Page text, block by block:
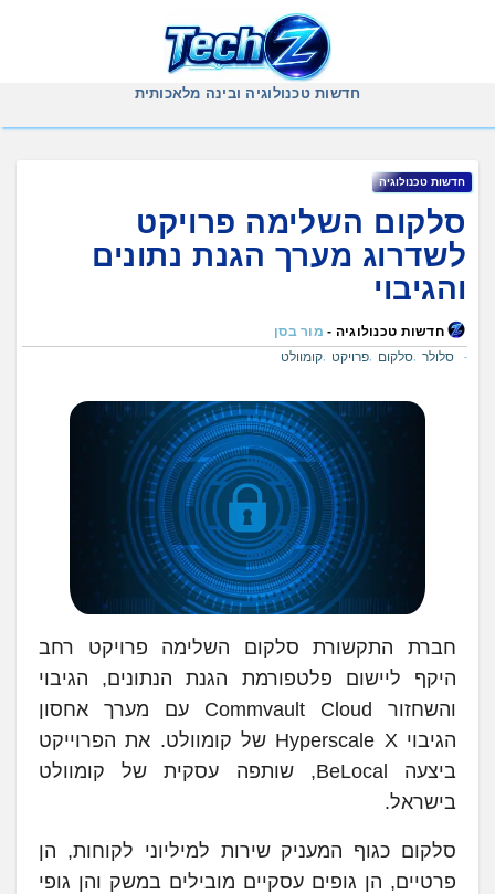
חדשות טכנולוגיה ובינה מלאכותית
חדשות טכנולוגיה
סלקום השלימה פרויקט
לשדרוג מערך הגנת נתונים
והגיבוי
חדשות טכנולוגיה - מור בסן
סלולר סלקום פרויקט קומוולט
חברת התקשורת סלקום השלימה פרויקט רחב
היקף ליישום פלטפורמת הגנת הנתונים, הגיבוי
והשחזור Commvault Cloud עם מערך אחסון
הגיבוי Hyperscale X של קומוולט. את הפרוייקט
ביצעה BeLocal, שותפה עסקית של קומוולט
בישראל.
סלקום כגוף המעניק שירות למיליוני לקוחות, הן
פרטיים, הן גופים עסקיים מובילים במשק והן גופי